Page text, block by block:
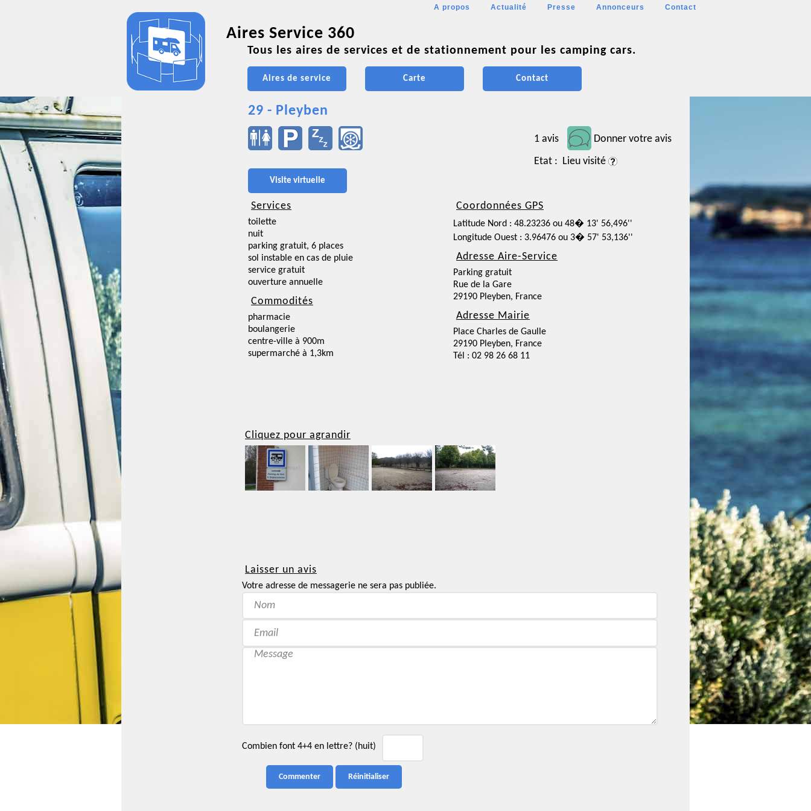
A propos Actualité Presse Annonceurs Contact
Aires Service 360
Tous les aires de services et de stationnement pour les camping cars.
Aires de service Carte Contact
29 - Pleyben
1 avis
Donner votre avis
Etat : Lieu visité
Visite virtuelle
Services
toilette
nuit
parking gratuit, 6 places
sol instable en cas de pluie
service gratuit
ouverture annuelle
Commodités
pharmacie
boulangerie
centre-ville à 900m
supermarché à 1,3km
Coordonnées GPS
Latitude Nord : 48.23236 ou 48� 13' 56,496''
Longitude Ouest : 3.96476 ou 3� 57' 53,136''
Adresse Aire-Service
Parking gratuit
Rue de la Gare
29190 Pleyben, France
Adresse Mairie
Place Charles de Gaulle
29190 Pleyben, France
Tél : 02 98 26 68 11
Cliquez pour agrandir
Laisser un avis
Votre adresse de messagerie ne sera pas publiée.
Combien font 4+4 en lettre? (huit)